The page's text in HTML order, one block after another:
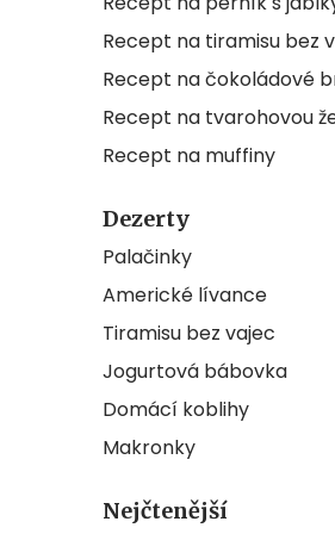
Recept na tiramisu bez
Recept na čokoládové
Recept na tvarohovou
Recept na muffiny
Dezerty
Palačinky
Americké lívance
Tiramisu bez vajec
Jogurtová bábovka
Domácí koblihy
Makronky
Nejčtenější